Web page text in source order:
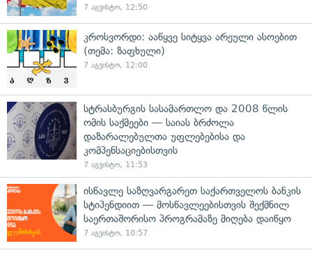
7 აგვისტო, 12:50
კროსვორდი: ააწყვე სიტყვა არეული ასოებით
(თემა: ზაფხული)
7 აგვისტო, 12:00
სტრასბურგის სასამართლო და 2008 წლის
ომის საქმეები — საიას ბრძოლა
დაზარალებულთა უფლებებისა და
კომპენსაციებისთვის
7 აგვისტო, 11:53
ისწავლე საზღვარგარეთ საქართველოს ბანკის
სტიპენდიით — მოსწავლეებისთვის შექმნილ
საერთაშორისო პროგრამაზე მიღება დაიწყო
7 აგვისტო, 10:57